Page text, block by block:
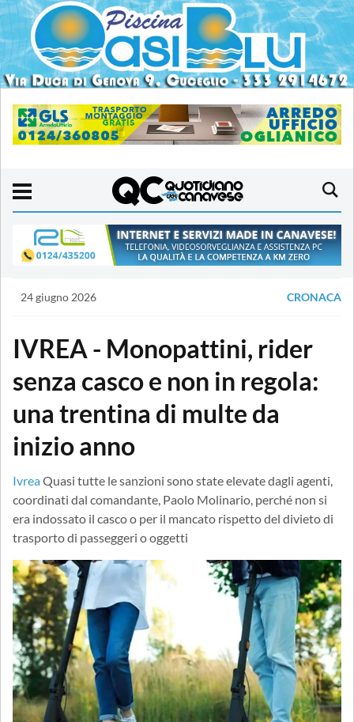
24 giugno 2026 CRONACA
IVREA - Monopattini, rider
senza casco e non in regola:
una trentina di multe da
inizio anno
IvreaQuasi tutte le sanzioni sono state elevate dagli agenti,
coordinati dal comandante, Paolo Molinario, perché non si
era indossato il casco o per il mancato rispetto del divieto di
trasporto di passeggeri o oggetti